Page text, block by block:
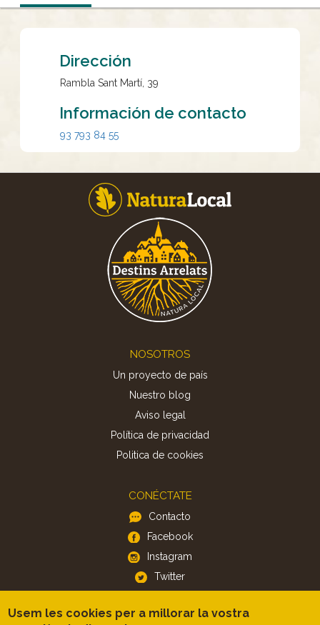
Dirección
Rambla Sant Martí, 39
Información de contacto
93 793 84 55
NOSOTROS
Un proyecto de país
Nuestro blog
Aviso legal
Política de privacidad
Politica de cookies
CONÉCTATE
Contacto
Facebook
Instagram
Twitter
APP
Usem les cookies per a millorar la vostra